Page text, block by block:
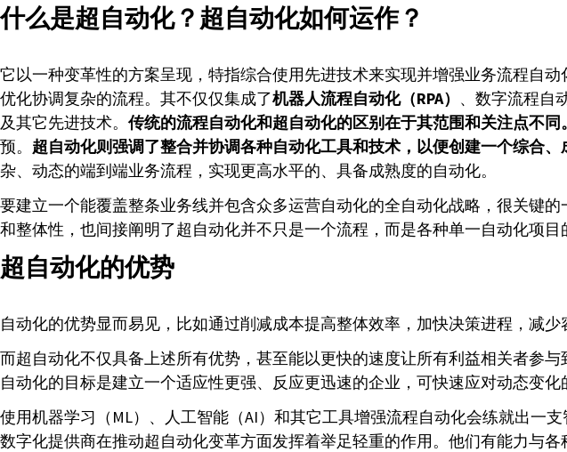
什么是超自动化？超自动化如何运作？
它以一种变革性的方案呈现，特指综合使用先进技术来实现并增强业务流程自
优化协调复杂的流程。其不仅仅集成了机器人流程自动化（RPA） 、数字流程自
及其它先进技术。 传统的流程自动化和超自动化的区别在于其范围和关注点不同。
预。 超自动化则强调了整合并协调各种自动化工具和技术，以便创建一个综合、
杂、动态的端到端业务流程，实现更高水平的、具备成熟度的自动化。
要建立一个能覆盖整条业务线并包含众多运营自动化的全自动化战略，很关键的
和整体性，也间接阐明了超自动化并不只是一个流程，而是各种单一自动化项
超自动化的优势
自动化的优势显而易见，比如通过削减成本提高整体效率，加快决策进程，减少
而超自动化不仅具备上述所有优势，甚至能以更快的速度让所有利益相关者参
自动化的目标是建立一个适应性更强、反应更迅速的企业，可快速应对动态变化
使用机器学习（ML）、人工智能（AI）和其它工具增强流程自动化会练就出一
数字化提供商在推动超自动化变革方面发挥着举足轻重的作用。他们有能力与